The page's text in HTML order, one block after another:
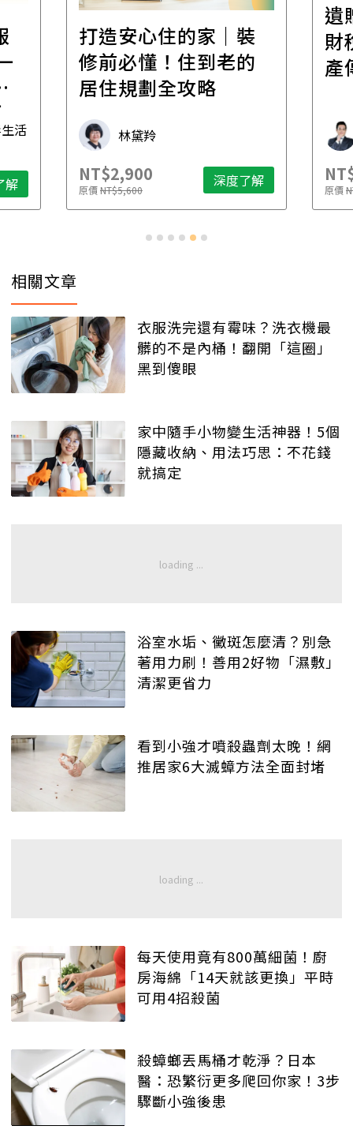
活
解
打造安心住的家｜裝
修前必懂！住到老的
居住規劃全攻略
林黛羚
NT$2,900
原價NT$5,600 深度了解
遺
財
產
原價
相關文章
衣服洗完還有霉味？洗衣機最
髒的不是內桶！翻開「這圈」
黑到傻眼
家中隨手小物變生活神器！5個
隱藏收納、用法巧思：不花錢
就搞定
浴室水垢、黴斑怎麼清？別急
著用力刷！善用2好物「濕敷」
清潔更省力
看到小強才噴殺蟲劑太晚！網
推居家6大滅蟑方法全面封堵
每天使用竟有800萬細菌！廚
房海綿「14天就該更換」平時
可用4招殺菌
殺蟑螂丟馬桶才乾淨？日本
醫：恐繁衍更多爬回你家！3步
驟斷小強後患